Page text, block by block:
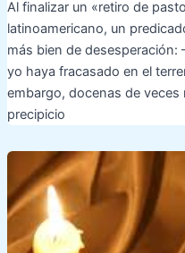
Al finalizar un «retiro de
latinoamericano, un
más bien de desesperación:
yo haya fracasado en el
embargo, docenas de
precipicio